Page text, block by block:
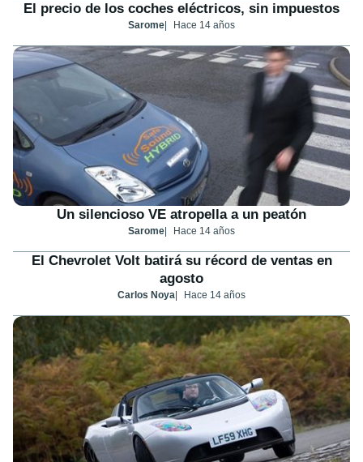
El precio de los coches eléctricos, sin impuestos
Sarome Hace 14 años
Un silencioso VE atropella a un peatón
Sarome Hace 14 años
El Chevrolet Volt batirá su récord de ventas en
agosto
Carlos Noya Hace 14 años